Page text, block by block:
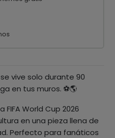
vive solo durante 90
en tus muros. ⚽🌎
World Cup 2026
en una pieza llena de
Perfecto para fanáticos